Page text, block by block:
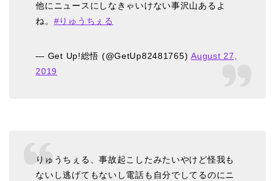
他にニュースにしなきゃいけない事沢山あるよ
ね。 #りゅうちぇる
— Get Up!総悟 (@GetUp82481765)August 27,
2019
りゅうちぇる、事故起こしたみたいやけど怪我も
ないし逃げてもないし電話も自分でしてるのにニ